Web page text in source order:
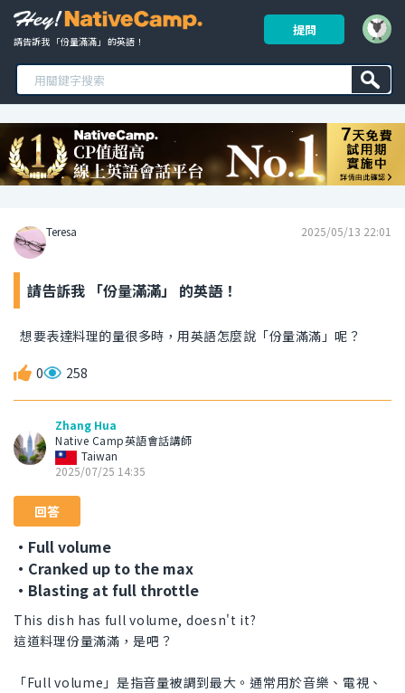
請告訴我 「份量滿滿」 的英語！
提問
Teresa 2025/05/13 22:01
請告訴我 「份量滿滿」 的英語！
想要表達料理的量很多時，用英語怎麼說「份量滿滿」呢？
0 258
Zhang Hua
Native Camp英語會話講師
Taiwan
2025/07/25 14:35
回答
・Full volume
・Cranked up to the max
・Blasting at full throttle
This dish has full volume, doesn't it?
這道料理份量滿滿，是吧？
「Full volume」是指音量被調到最大。通常用於音樂、電視、